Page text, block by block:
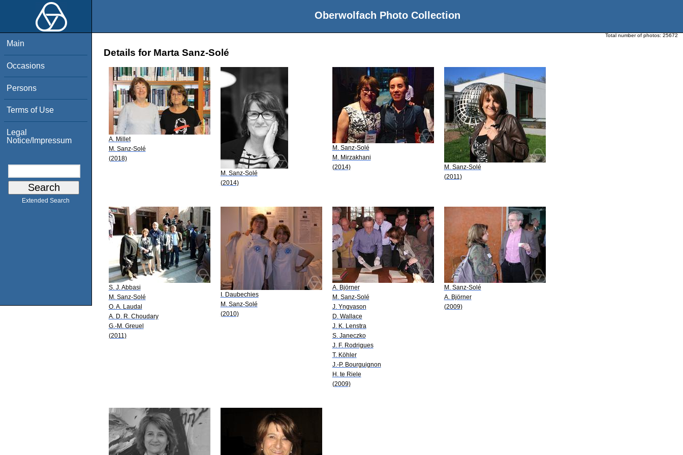
Oberwolfach Photo Collection
Main
Occasions
Persons
Terms of Use
Legal
Notice/Impressum
Extended Search
Total number of photos: 25672
Details for Marta Sanz-Solé
A. Millet
M. Sanz-Solé
(2018)
M. Sanz-Solé
(2014)
M. Sanz-Solé
M. Mirzakhani
(2014)
M. Sanz-Solé
(2011)
S. J. Abbasi
M. Sanz-Solé
O. A. Laudal
A. D. R. Choudary
G.-M. Greuel
(2011)
I. Daubechies
M. Sanz-Solé
(2010)
A. Björner
M. Sanz-Solé
J. Yngvason
D. Wallace
J. K. Lenstra
S. Janeczko
J. F. Rodrigues
T. Köhler
J.-P. Bourguignon
H. te Riele
(2009)
M. Sanz-Solé
A. Björner
(2009)